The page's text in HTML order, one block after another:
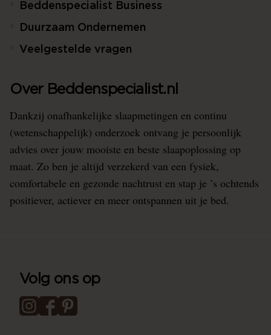
Beddenspecialist Business
Duurzaam Ondernemen
Veelgestelde vragen
Over Beddenspecialist.nl
Dankzij onafhankelijke slaapmetingen en continu
(wetenschappelijk) onderzoek ontvang je persoonlijk
advies over jouw mooiste en beste slaapoplossing op
maat. Zo ben je altijd verzekerd van een fysiek,
comfortabele en gezonde nachtrust en stap je ’s ochtends
positiever, actiever en meer ontspannen uit je bed.
Volg ons op